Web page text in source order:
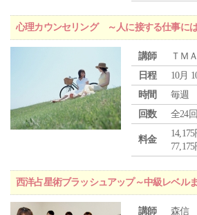
心理カウンセリング ～人に接する仕事に
講師
ＴＭ
日程
10月
時間
毎週
回数
全24回
料金
西洋占星術ブラッシュアップ～中級レベル
講師
森信